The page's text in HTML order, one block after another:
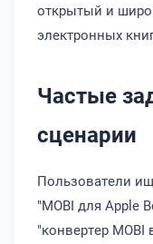
открытый и
электронных
Частые
сценарии
Пользователи
"MOBI для Apple
"конвертер MOBI